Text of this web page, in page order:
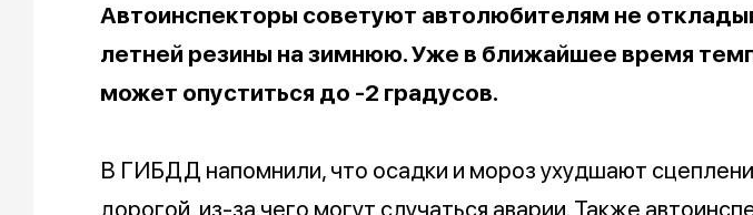
Автоинспекторы советуют автолюбителям не
летней резины на зимнюю. Уже в ближайшее время
может опуститься до -2 градусов.
В ГИБДД напомнили, что осадки и мороз ухудшают
дорогой, из-за чего могут случаться аварии. Также